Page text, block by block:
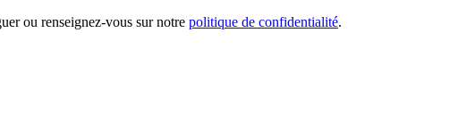
ou renseignez-vous sur notre politique de confidentialité.